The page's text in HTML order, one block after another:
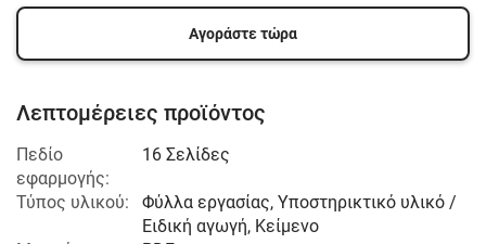
Αγοράστε τώρα
Λεπτομέρειες προϊόντος
Πεδίο
εφαρμογής:
16 Σελίδες
Τύπος υλικού:
Φύλλα εργασίας, Υποστηρικτικό υλικό /
Ειδική αγωγή, Κείμενο